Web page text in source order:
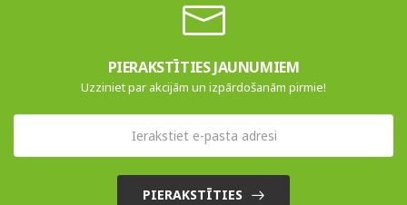
PIERAKSTĪTIES JAUNUMIEM
Uzziniet par akcijām un izpārdošanām pirmie!
PIERAKSTĪTIES